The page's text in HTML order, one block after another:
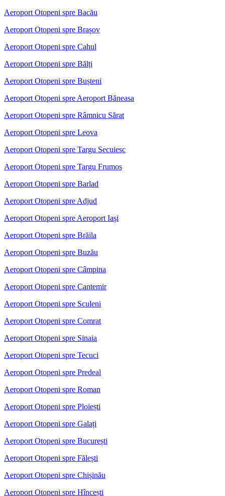
Aeroport Otopeni spre Bacău
Aeroport Otopeni spre Brașov
Aeroport Otopeni spre Cahul
Aeroport Otopeni spre Bălți
Aeroport Otopeni spre Bușteni
Aeroport Otopeni spre Aeroport Băneasa
Aeroport Otopeni spre Râmnicu Sărat
Aeroport Otopeni spre Leova
Aeroport Otopeni spre Targu Secuiesc
Aeroport Otopeni spre Targu Frumos
Aeroport Otopeni spre Barlad
Aeroport Otopeni spre Adjud
Aeroport Otopeni spre Aeroport Iași
Aeroport Otopeni spre Brăila
Aeroport Otopeni spre Buzău
Aeroport Otopeni spre Câmpina
Aeroport Otopeni spre Cantemir
Aeroport Otopeni spre Sculeni
Aeroport Otopeni spre Comrat
Aeroport Otopeni spre Sinaia
Aeroport Otopeni spre Tecuci
Aeroport Otopeni spre Predeal
Aeroport Otopeni spre Roman
Aeroport Otopeni spre Ploiești
Aeroport Otopeni spre Galați
Aeroport Otopeni spre București
Aeroport Otopeni spre Fălești
Aeroport Otopeni spre Chișinău
Aeroport Otopeni spre Hîncești